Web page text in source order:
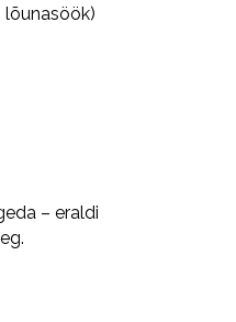
– eraldi